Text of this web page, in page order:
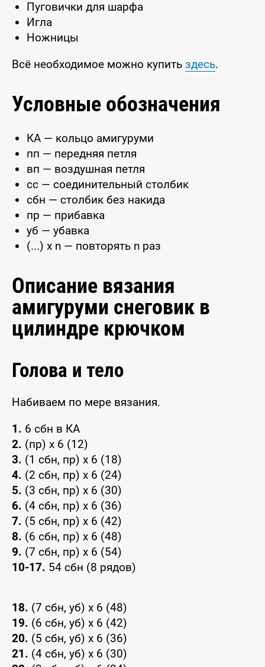
Пуговички для шарфа
Игла
Ножницы
Всё необходимое можно купить здесь.
Условные обозначения
КА — кольцо амигуруми
пп — передняя петля
вп — воздушная петля
сс — соединительный столбик
сбн — столбик без накида
пр — прибавка
уб — убавка
(...) x n — повторять n раз
Описание вязания
амигуруми снеговик в
цилиндре крючком
Голова и тело
Набиваем по мере вязания.
1. 6 сбн в КА
2. (пр) x 6 (12)
3. (1 сбн, пр) x 6 (18)
4. (2 сбн, пр) x 6 (24)
5. (3 сбн, пр) x 6 (30)
6. (4 сбн, пр) x 6 (36)
7. (5 сбн, пр) x 6 (42)
8. (6 сбн, пр) x 6 (48)
9. (7 сбн, пр) x 6 (54)
10-17. 54 сбн (8 рядов)
18. (7 сбн, уб) x 6 (48)
19. (6 сбн, уб) x 6 (42)
20. (5 сбн, уб) x 6 (36)
21. (4 сбн, уб) x 6 (30)